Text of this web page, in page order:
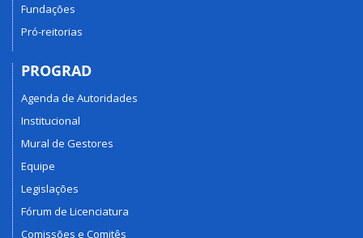
Fundações
Pró-reitorias
PROGRAD
Agenda de Autoridades
Institucional
Mural de Gestores
Equipe
Legislações
Fórum de Licenciatura
Comissões e Comitês